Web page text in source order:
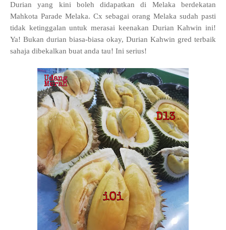
Durian yang kini boleh didapatkan di Melaka berdekatan
Mahkota Parade Melaka. Cx sebagai orang Melaka sudah pasti
tidak ketinggalan untuk merasai keenakan Durian Kahwin ini!
Ya! Bukan durian biasa-biasa okay, Durian Kahwin gred terbaik
sahaja dibekalkan buat anda tau! Ini serius!